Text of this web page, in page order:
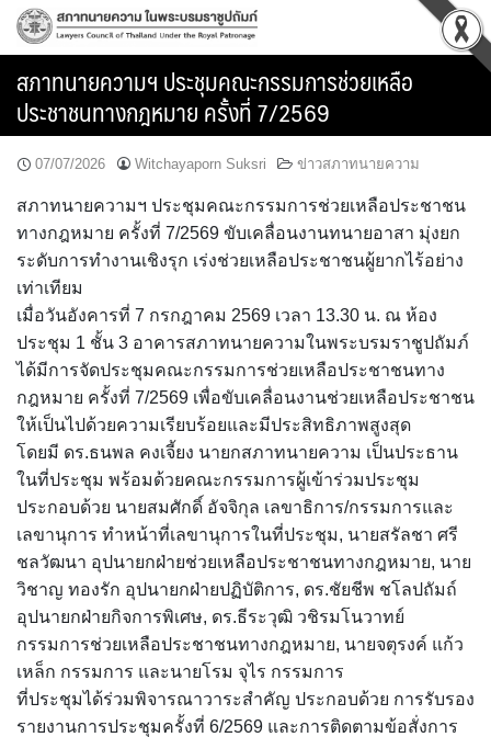
Skip
สภาทนายความฯ ประชุมคณะกรรมการช่วยเหลือ
ประชาชนทางกฎหมาย ครั้งที่ 7/2569
07/07/2026 Witchayaporn Suksri ข่าวสภาทนายความ
สภาทนายความฯ ประชุมคณะกรรมการช่วยเหลือประชาชน
ทางกฎหมาย ครั้งที่ 7/2569 ขับเคลื่อนงานทนายอาสา มุ่งยก
ระดับการทำงานเชิงรุก เร่งช่วยเหลือประชาชนผู้ยากไร้อย่าง
เท่าเทียม
เมื่อวันอังคารที่ 7 กรกฎาคม 2569 เวลา 13.30 น. ณ ห้อง
ประชุม 1 ชั้น 3 อาคารสภาทนายความในพระบรมราชูปถัมภ์
ได้มีการจัดประชุมคณะกรรมการช่วยเหลือประชาชนทาง
กฎหมาย ครั้งที่ 7/2569 เพื่อขับเคลื่อนงานช่วยเหลือประชาชน
ให้เป็นไปด้วยความเรียบร้อยและมีประสิทธิภาพสูงสุด
โดยมี ดร.ธนพล คงเจี้ยง นายกสภาทนายความ เป็นประธาน
ในที่ประชุม พร้อมด้วยคณะกรรมการผู้เข้าร่วมประชุม
ประกอบด้วย นายสมศักดิ์ อัจจิกุล เลขาธิการ/กรรมการและ
เลขานุการ ทำหน้าที่เลขานุการในที่ประชุม, นายสรัลชา ศรี
ชลวัฒนา อุปนายกฝ่ายช่วยเหลือประชาชนทางกฎหมาย, นาย
วิชาญ ทองรัก อุปนายกฝ่ายปฏิบัติการ, ดร.ชัยชีพ ชโลปถัมถ์
อุปนายกฝ่ายกิจการพิเศษ, ดร.ธีระวุฒิ วชิรมโนวาทย์
กรรมการช่วยเหลือประชาชนทางกฎหมาย, นายจตุรงค์ แก้ว
เหล็ก กรรมการ และนายโรม จุไร กรรมการ
ที่ประชุมได้ร่วมพิจารณาวาระสำคัญ ประกอบด้วย การรับรอง
รายงานการประชุมครั้งที่ 6/2569 และการติดตามข้อสั่งการ